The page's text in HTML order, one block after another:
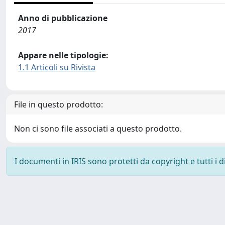
Anno di pubblicazione
2017
Appare nelle tipologie:
1.1 Articoli su Rivista
File in questo prodotto:
Non ci sono file associati a questo prodotto.
I documenti in IRIS sono protetti da copyright e tutti i